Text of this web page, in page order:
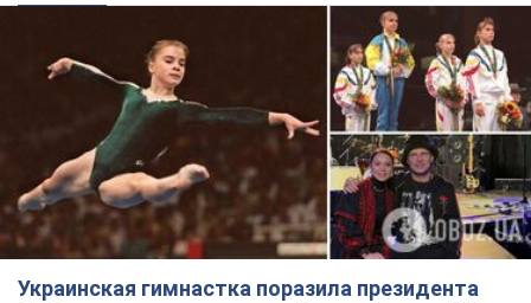
Украинская гимнастка поразила президента